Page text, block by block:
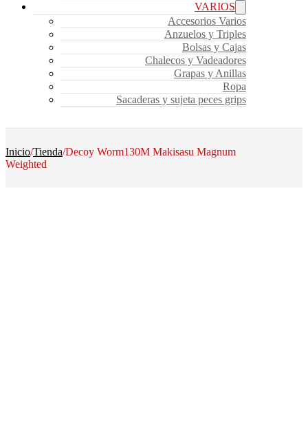
VARIOS
Accesorios Varios
Anzuelos y Triples
Bolsas y Cajas
Chalecos y Vadeadores
Grapas y Anillas
Ropa
Sacaderas y sujeta peces grips
Inicio/Tienda/Decoy Worm130M Makisasu Magnum
Weighted